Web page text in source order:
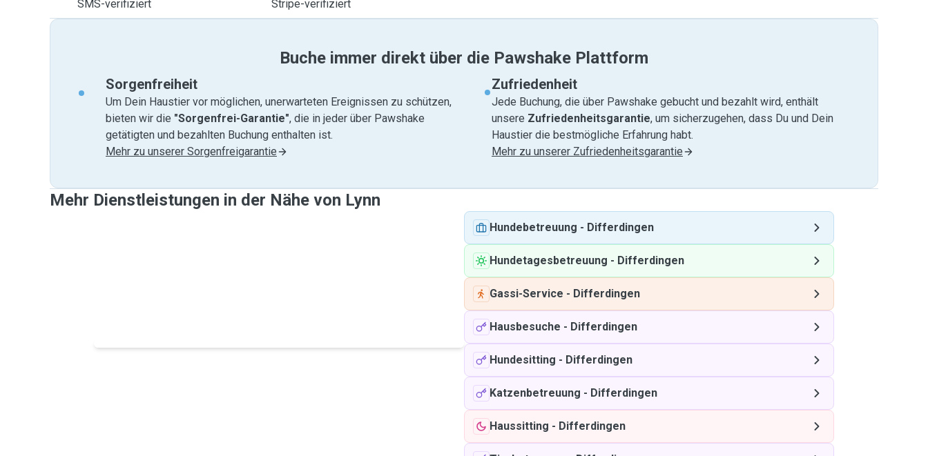
SMS-verifiziert
Stripe-verifiziert
Buche immer direkt über die Pawshake Plattform
Sorgenfreiheit
Um Dein Haustier vor möglichen, unerwarteten Ereignissen zu schützen,
bieten wir die "Sorgenfrei-Garantie", die in jeder über Pawshake
getätigten und bezahlten Buchung enthalten ist.
Mehr zu unserer Sorgenfreigarantie
Zufriedenheit
Jede Buchung, die über Pawshake gebucht und bezahlt wird, enthält
unsere Zufriedenheitsgarantie, um sicherzugehen, dass Du und Dein
Haustier die bestmögliche Erfahrung habt.
Mehr zu unserer Zufriedenheitsgarantie
Mehr Dienstleistungen in der Nähe von Lynn
Hundebetreuung - Differdingen
Hundetagesbetreuung - Differdingen
Gassi-Service - Differdingen
Hausbesuche - Differdingen
Hundesitting - Differdingen
Katzenbetreuung - Differdingen
Haussitting - Differdingen